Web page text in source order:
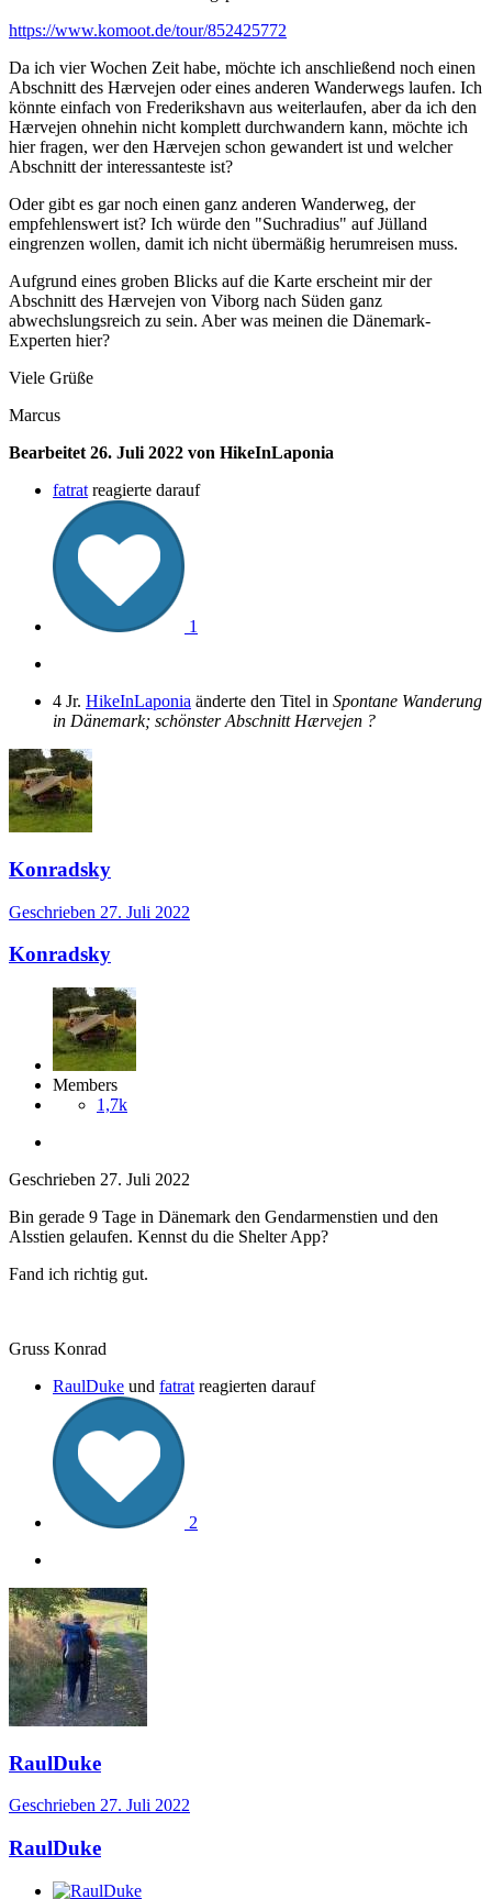
https://www.komoot.de/tour/852425772
Da ich vier Wochen Zeit habe, möchte ich anschließend noch einen
Abschnitt des Hærvejen oder eines anderen Wanderwegs laufen. Ich
könnte einfach von Frederikshavn aus weiterlaufen, aber da ich den
Hærvejen ohnehin nicht komplett durchwandern kann, möchte ich
hier fragen, wer den Hærvejen schon gewandert ist und welcher
Abschnitt der interessanteste ist?
Oder gibt es gar noch einen ganz anderen Wanderweg, der
empfehlenswert ist? Ich würde den "Suchradius" auf Jülland
eingrenzen wollen, damit ich nicht übermäßig herumreisen muss.
Aufgrund eines groben Blicks auf die Karte erscheint mir der
Abschnitt des Hærvejen von Viborg nach Süden ganz
abwechslungsreich zu sein. Aber was meinen die Dänemark-
Experten hier?
Viele Grüße
Marcus
Bearbeitet 26. Juli 2022 von HikeInLaponia
fatrat reagierte darauf
1
4 Jr. HikeInLaponia änderte den Titel in Spontane Wanderung
in Dänemark; schönster Abschnitt Hærvejen ?
Konradsky
Geschrieben 27. Juli 2022
Konradsky
Members
1,7k
Geschrieben 27. Juli 2022
Bin gerade 9 Tage in Dänemark den Gendarmenstien und den
Alsstien gelaufen. Kennst du die Shelter App?
Fand ich richtig gut.
Gruss Konrad
RaulDuke und fatrat reagierten darauf
2
RaulDuke
Geschrieben 27. Juli 2022
RaulDuke